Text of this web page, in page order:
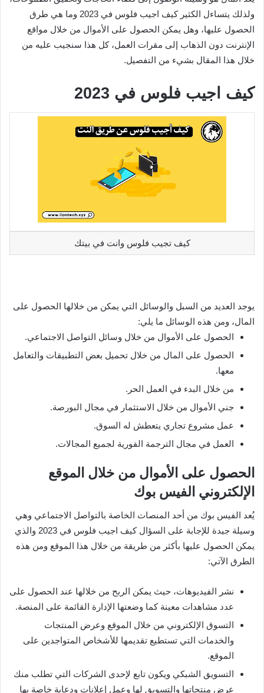
ولذلك يتساءل الكثير كيف اجيب فلوس في 2023 وما هي طرق
الحصول عليها، وهل يمكن الحصول على الأموال من خلال مواقع
الإنترنت دون الذهاب إلى مقرات العمل، كل هذا سنجيب عليه من
خلال هذا المقال بشيء من التفصيل.
كيف اجيب فلوس في 2023
كيف تجيب فلوس وانت في بيتك
يوجد العديد من السبل والوسائل التي يمكن من خلالها الحصول على
المال، ومن هذه الوسائل ما يلي:
الحصول على الأموال من خلال وسائل التواصل الاجتماعي.
الحصول على المال من خلال تحميل بعض التطبيقات والتعامل
معها.
من خلال البدء في العمل الحر.
جني الأموال من خلال الاستثمار في مجال البورصة.
عمل مشروع تجاري يتعطش له السوق.
العمل في مجال الترجمة الفورية لجميع المجالات.
الحصول على الأموال من خلال الموقع
الإلكتروني الفيس بوك
يُعد الفيس بوك من أحد المنصات الخاصة بالتواصل الاجتماعي وهي
وسيلة جيدة للإجابة على السؤال كيف اجيب فلوس في 2023 والذي
يمكن الحصول عليها بأكثر من طريقة من خلال هذا الموقع ومن هذه
الطرق الآتي:
نشر الفيديوهات، حيث يمكن الربح من خلالها عند الحصول على
عدد مشاهدات معينة كما وضعتها الإدارة القائمة على المنصة.
التسوق الإلكتروني من خلال الموقع وعرض المنتجات
والخدمات التي تستطيع تقديمها للأشخاص المتواجدين على
الموقع.
التسويق الشبكي ويكون تابع لإحدى الشركات التي تطلب منك
عرض منتجاتها والتسويق لها وعمل إعلانات ودعاية خاصة بها